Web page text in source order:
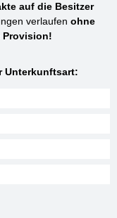
auf die Besitzer
verlaufen ohne
Provision!
Unterkunftsart: